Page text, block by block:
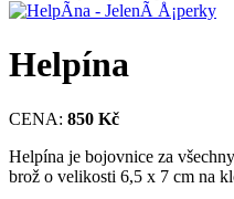
Helpína
CENA: 850 Kč
Helpína je bojovnice za
brož o velikosti 6,5 x 7 cm na